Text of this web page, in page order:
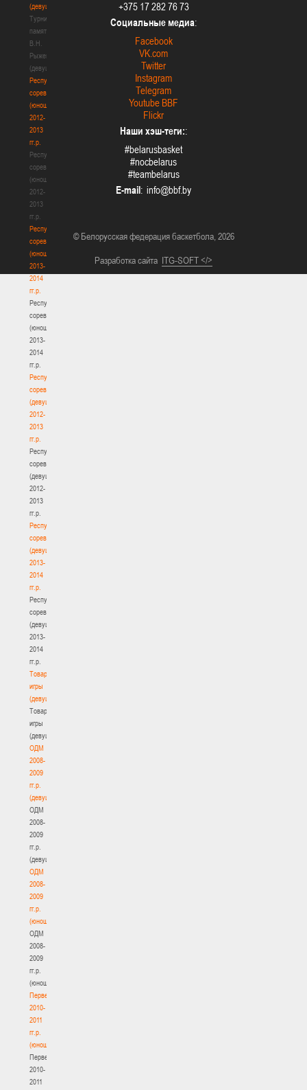
(девушки)
Турнир
памяти
В.Н.
Рыженкова
(девушки)
Республиканские
соревнования
(юноши)
2012-
2013
гг.р.
Республиканские
соревнования
(юноши)
2012-
2013
гг.р.
Республиканские
соревнования
(юноши)
2013-
2014
гг.р.
Республиканские
соревнования
(юноши)
2013-
2014
гг.р.
Республиканские
соревнования
(девушки)
2012-
2013
гг.р.
Республиканские
соревнования
(девушки)
2012-
2013
гг.р.
Республиканские
соревнования
(девушки)
2013-
2014
гг.р.
Республиканские
соревнования
(девушки)
2013-
2014
гг.р.
Товарищеские
игры
(девушки)
Товарищеские
игры
(девушки)
ОДМ
2008-
2009
гг.р.
(девушки)
ОДМ
2008-
2009
гг.р.
(девушки)
ОДМ
2008-
2009
гг.р.
(юноши)
ОДМ
2008-
2009
гг.р.
(юноши)
Первенство
2010-
2011
гг.р.
(юноши)
Первенство
2010-
2011
+375 17 282 76 73
Социальные медиа:
Facebook
VK.com
Twitter
Instagram
Telegram
Youtube BBF
Flickr
Наши хэш-теги::
#belarusbasket
#nocbelarus
#teambelarus
E-mail:
© Белорусская федерация баскетбола, 2026
Разработка сайта ITG-SOFT </>